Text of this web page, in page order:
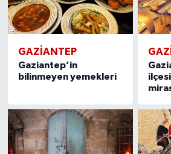
GAZIANTEP
Gaziantep’in
bilinmeyen yemekleri
Resmi İlanlar
Sağlık
Siyaset
Spor